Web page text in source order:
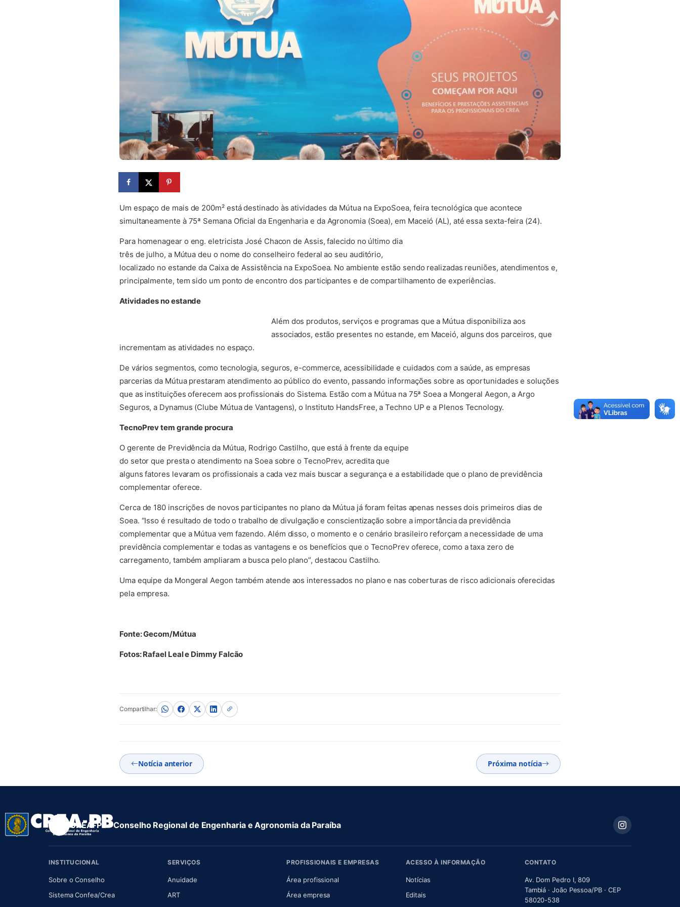
Um espaço de mais de 200m² está destinado às atividades da Mútua na ExpoSoea, feira tecnológica que acontece
simultaneamente à 75ª Semana Oficial da Engenharia e da Agronomia (Soea), em Maceió (AL), até essa sexta-feira (24).
Para homenagear o eng. eletricista José Chacon de Assis, falecido no último dia
três de julho, a Mútua deu o nome do conselheiro federal ao seu auditório,
localizado no estande da Caixa de Assistência na ExpoSoea. No ambiente estão sendo realizadas reuniões, atendimentos e,
principalmente, tem sido um ponto de encontro dos participantes e de compartilhamento de experiências.
Atividades no estande
Além dos produtos, serviços e programas que a Mútua disponibiliza aos
associados, estão presentes no estande, em Maceió, alguns dos parceiros, que
incrementam as atividades no espaço.
De vários segmentos, como tecnologia, seguros, e-commerce, acessibilidade e cuidados com a saúde, as empresas
parcerias da Mútua prestaram atendimento ao público do evento, passando informações sobre as oportunidades e soluções
que as instituições oferecem aos profissionais do Sistema. Estão com a Mútua na 75ª Soea a Mongeral Aegon, a Argo
Seguros, a Dynamus (Clube Mútua de Vantagens), o Instituto HandsFree, a Techno UP e a Plenos Tecnology.
TecnoPrev tem grande procura
O gerente de Previdência da Mútua, Rodrigo Castilho, que está à frente da equipe
do setor que presta o atendimento na Soea sobre o TecnoPrev, acredita que
alguns fatores levaram os profissionais a cada vez mais buscar a segurança e a estabilidade que o plano de previdência
complementar oferece.
Cerca de 180 inscrições de novos participantes no plano da Mútua já foram feitas apenas nesses dois primeiros dias de
Soea. “Isso é resultado de todo o trabalho de divulgação e conscientização sobre a importância da previdência
complementar que a Mútua vem fazendo. Além disso, o momento e o cenário brasileiro reforçam a necessidade de uma
previdência complementar e todas as vantagens e os benefícios que o TecnoPrev oferece, como a taxa zero de
carregamento, também ampliaram a busca pelo plano”, destacou Castilho.
Uma equipe da Mongeral Aegon também atende aos interessados no plano e nas coberturas de risco adicionais oferecidas
pela empresa.
Fonte: Gecom/Mútua
Fotos: Rafael Leal e Dimmy Falcão
Compartilhar:
Notícia anterior Próxima notícia
CREA-PB · Conselho Regional de Engenharia e Agronomia da Paraíba
INSTITUCIONAL
Sobre o Conselho(abre em nova aba)
Sistema Confea/Crea(abre em nova aba)
SERVIÇOS
Anuidade(abre em nova aba)
ART(abre em nova aba)
PROFISSIONAIS E EMPRESAS
Área profissional
Área empresa
ACESSO À INFORMAÇÃO
Notícias
Editais
CONTATO
Av. Dom Pedro I, 809
Tambiá · João Pessoa/PB · CEP
58020-538